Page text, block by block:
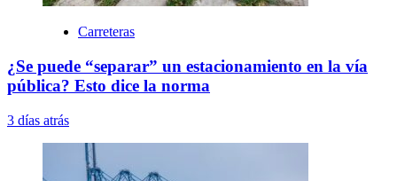
Carreteras
¿Se puede “separar” un estacionamiento en la vía
pública? Esto dice la norma
3 días atrás